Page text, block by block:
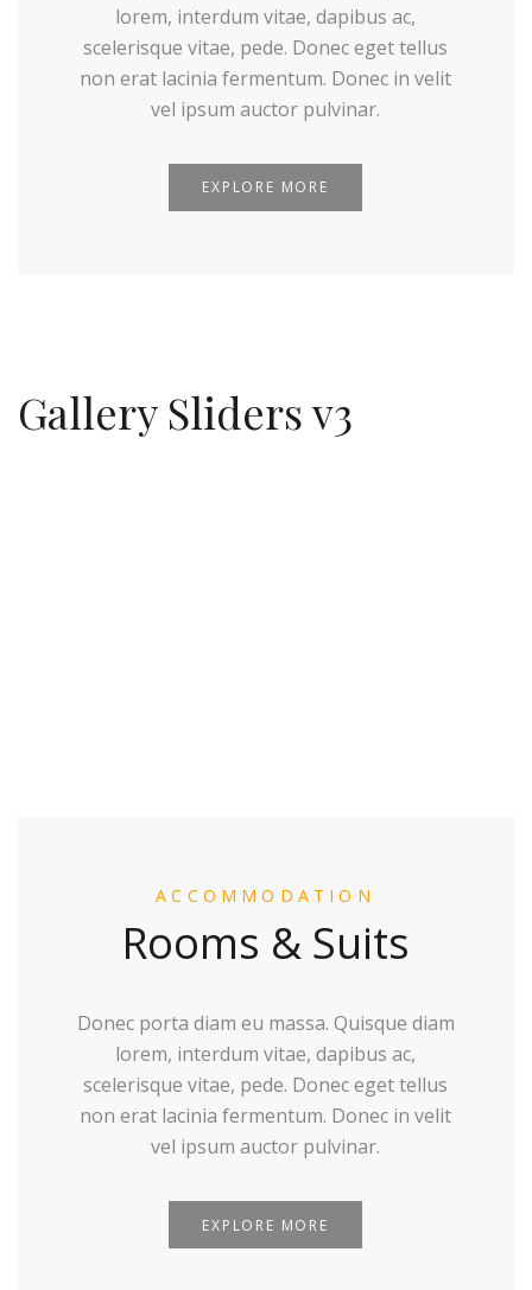
lorem, interdum vitae, dapibus ac,
scelerisque vitae, pede. Donec eget tellus
non erat lacinia fermentum. Donec in velit
vel ipsum auctor pulvinar.
EXPLORE MORE
Gallery Sliders v3
ACCOMMODATION
Rooms & Suits
Donec porta diam eu massa. Quisque diam
lorem, interdum vitae, dapibus ac,
scelerisque vitae, pede. Donec eget tellus
non erat lacinia fermentum. Donec in velit
vel ipsum auctor pulvinar.
EXPLORE MORE